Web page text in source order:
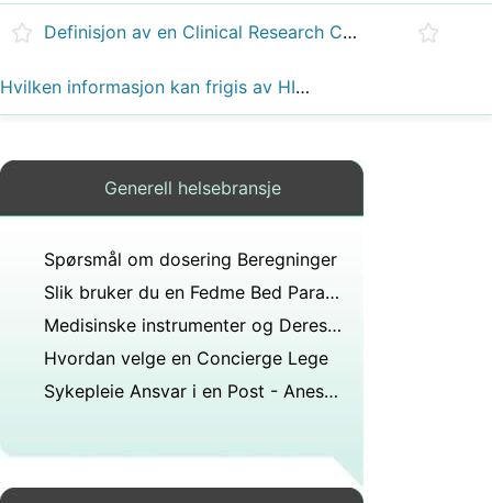
Definisjon av en Clinical Research Coordinator
Hvilken informasjon kan frigis av HIPAA Utgivelses
Generell helsebransje
Spørsmål om dosering Beregninger
Slik bruker du en Fedme Bed Parameter
Medisinske instrumenter og Deres bruksområder
Hvordan velge en Concierge Lege
Sykepleie Ansvar i en Post - Anesthesia Care Unit